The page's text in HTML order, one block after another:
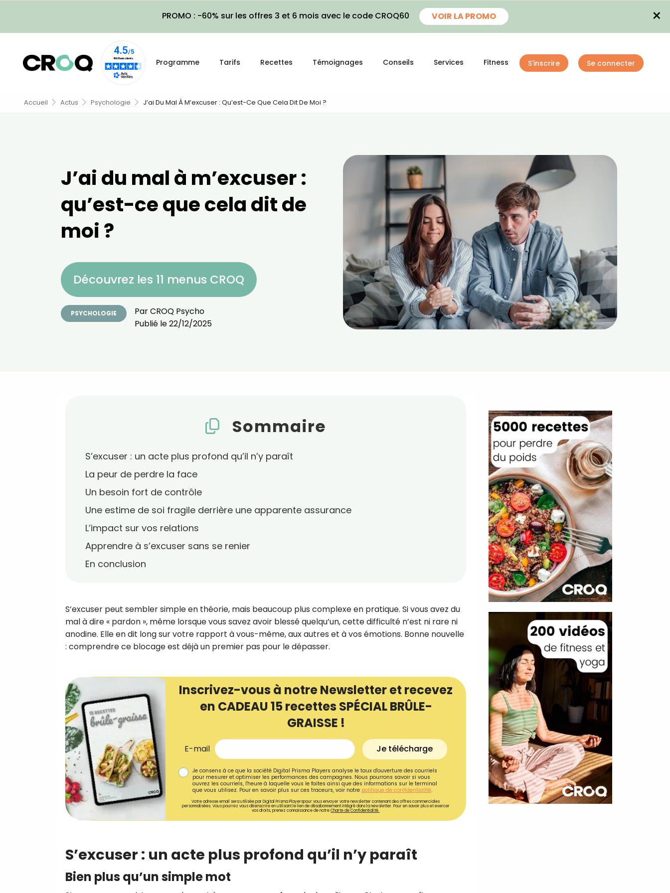
PROMO : -60% sur les offres 3 et 6 mois avec le code CROQ60 VOIR LA PROMO ×
Programme Tarifs Recettes Témoignages Conseils Services Fitness S'inscrire Se connecter
Accueil Actus Psychologie J’ai Du Mal À M’excuser : Qu’est-Ce Que Cela Dit De Moi ?
J’ai du mal à m’excuser :
qu’est-ce que cela dit de
moi ?
Découvrez les 11 menus CROQ
PSYCHOLOGIE ParCROQ Psycho
Publié le22/12/2025
Sommaire
S’excuser : un acte plus profond qu’il n’y paraît
La peur de perdre la face
Un besoin fort de contrôle
Une estime de soi fragile derrière une apparente assurance
L’impact sur vos relations
Apprendre à s’excuser sans se renier
En conclusion
S’excuser peut sembler simple en théorie, mais beaucoup plus complexe en pratique. Si vous avez du
mal à dire « pardon », même lorsque vous savez avoir blessé quelqu’un, cette difficulté n’est ni rare ni
anodine. Elle en dit long sur votre rapport à vous-même, aux autres et à vos émotions. Bonne nouvelle
: comprendre ce blocage est déjà un premier pas pour le dépasser.
Inscrivez-vous à notre Newsletter et recevez
en CADEAU 15 recettes SPÉCIAL BRÛLE-
GRAISSE !
E-mail Je télécharge
Je consens à ce que la société Digital Prisma Players analyse le taux d'ouverture des courriels
pour mesurer et optimiser les performances des campagnes. Nous pourrons savoir si vous
ouvrez les courriels, l'heure à laquelle vous le faites ainsi que des informations sur le terminal
que vous utilisez. Pour en savoir plus sur ces traceurs, voir notre politique de confidentialité.
Votre adresse email sera utilisée par Digital Prisma Playerspour vous envoyer votre newsletter contenant des offres commerciales
personnalisées. Vous pourrez vous désinscrire en utilisant le lien de désabonnement intégré dans la newsletter. Pour en savoir plus et exercer
vos droits, prenez connaissance de notreCharte de Confidentialité.
S’excuser : un acte plus profond qu’il n’y paraît
Bien plus qu’un simple mot
recettes inédites de CROQ
Ainsi que la newsletter promotionnelle de